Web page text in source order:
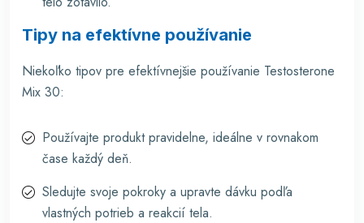
Tipy na efektívne používanie
Niekoľko tipov pre efektívnejšie používanie Testosterone
Mix 30:
Používajte produkt pravidelne, ideálne v rovnakom
čase každý deň.
Sledujte svoje pokroky a upravte dávku podľa
vlastných potrieb a reakcií tela.